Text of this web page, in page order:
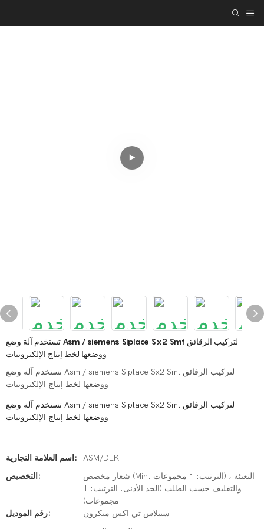
تستخدم آلة وضع Asm / siemens Siplace Sx2 Smt لتركيب الرقائق
ووضعها لخط إنتاج الإلكترونيات
تستخدم آلة وضع Asm / siemens Siplace Sx2 Smt لتركيب الرقائق
ووضعها لخط إنتاج الإلكترونيات
تستخدم آلة وضع Asm / siemens Siplace Sx2 Smt لتركيب الرقائق
ووضعها لخط إنتاج الإلكترونيات
اسم العلامة التجارية:
ASM/DEK
التخصيص:
شعار مخصص (Min. الترتيب: 1 مجموعات) ، التعبئة
والتغليف حسب الطلب (الحد الأدنى. الترتيب: 1
مجموعات)
رقم الموديل:
سيبلاس تي اكس ميكرون